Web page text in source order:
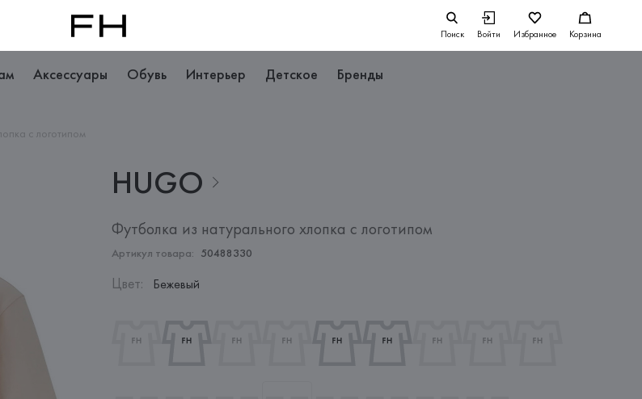
Поиск Войти Избранное Корзина
Аксессуары Обувь Интерьер Детское Бренды
с логотипом
HUGO
Футболка из натурального хлопка с логотипом
Артикул товара: 50488330
Цвет: Бежевый